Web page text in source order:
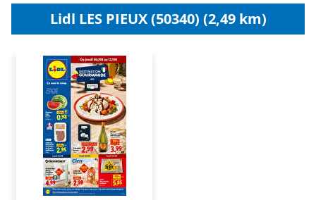
Lidl LES PIEUX (50340) (2,49 km)